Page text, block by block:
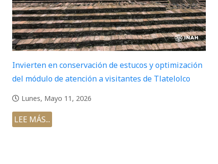
Invierten en conservación de estucos y optimización
del módulo de atención a visitantes de Tlatelolco
Lunes, Mayo 11, 2026
LEE MÁS...